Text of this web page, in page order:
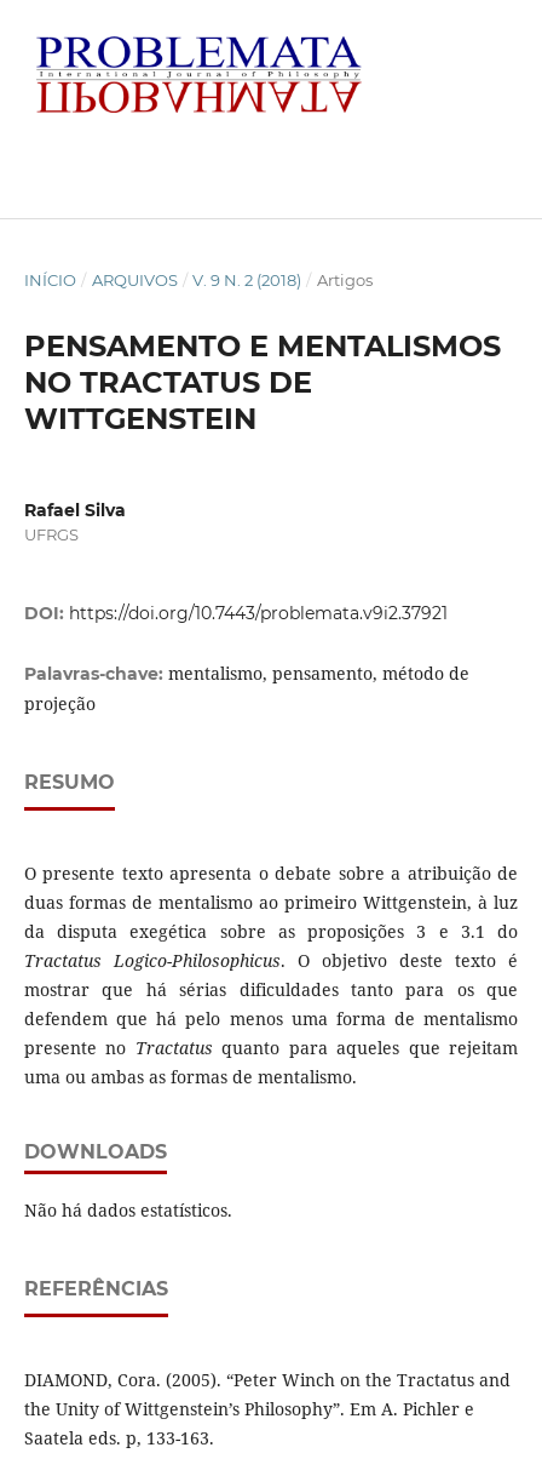
INÍCIO / ARQUIVOS / V. 9 N. 2 (2018) / Artigos
PENSAMENTO E MENTALISMOS
NO TRACTATUS DE
WITTGENSTEIN
Rafael Silva
UFRGS
DOI: https://doi.org/10.7443/problemata.v9i2.37921
Palavras-chave: mentalismo, pensamento, método de
projeção
RESUMO
O presente texto apresenta o debate sobre a atribuição de
duas formas de mentalismo ao primeiro Wittgenstein, à luz
da disputa exegética sobre as proposições 3 e 3.1 do
Tractatus Logico-Philosophicus. O objetivo deste texto é
mostrar que há sérias dificuldades tanto para os que
defendem que há pelo menos uma forma de mentalismo
presente no Tractatus quanto para aqueles que rejeitam
uma ou ambas as formas de mentalismo.
DOWNLOADS
Não há dados estatísticos.
REFERÊNCIAS
DIAMOND, Cora. (2005). “Peter Winch on the Tractatus and
the Unity of Wittgenstein’s Philosophy”. Em A. Pichler e
Saatela eds. p, 133-163.